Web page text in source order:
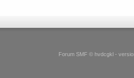
Forum SMF © hvdcgkl -